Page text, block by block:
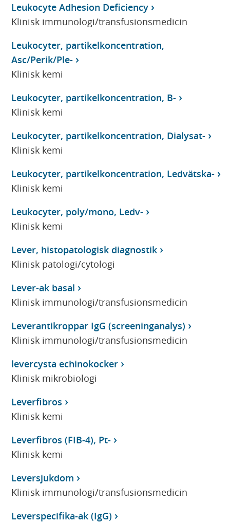
Leukocyte Adhesion Deficiency
Klinisk immunologi/transfusionsmedicin
Leukocyter, partikelkoncentration,
Asc/Perik/Ple-
Klinisk kemi
Leukocyter, partikelkoncentration, B-
Klinisk kemi
Leukocyter, partikelkoncentration, Dialysat-
Klinisk kemi
Leukocyter, partikelkoncentration, Ledvätska-
Klinisk kemi
Leukocyter, poly/mono, Ledv-
Klinisk kemi
Lever, histopatologisk diagnostik
Klinisk patologi/cytologi
Lever-ak basal
Klinisk immunologi/transfusionsmedicin
Leverantikroppar IgG (screeninganalys)
Klinisk immunologi/transfusionsmedicin
levercysta echinokocker
Klinisk mikrobiologi
Leverfibros
Klinisk kemi
Leverfibros (FIB-4), Pt-
Klinisk kemi
Leversjukdom
Klinisk immunologi/transfusionsmedicin
Leverspecifika-ak (IgG)